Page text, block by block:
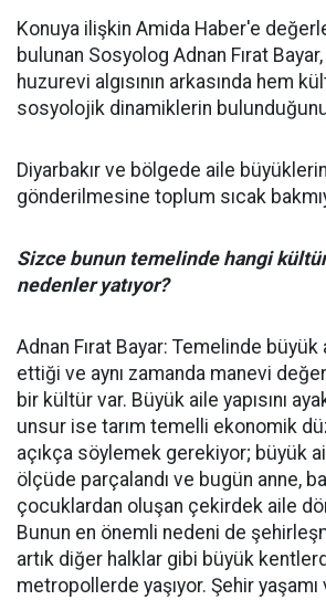
Konuya ilişkin Amida Haber'e
bulunan Sosyolog Adnan Fırat
huzurevi algısının arkasında hem
sosyolojik dinamiklerin
Diyarbakır ve bölgede aile
gönderilmesine toplum sıcak
Sizce bunun temelinde hangi
nedenler yatıyor?
Adnan Fırat Bayar: Temelinde büyük
ettiği ve aynı zamanda manevi
bir kültür var. Büyük aile yapısını
unsur ise tarım temelli ekonomik
açıkça söylemek gerekiyor; büyük
ölçüde parçalandı ve bugün anne,
çocuklardan oluşan çekirdek aile
Bunun en önemli nedeni de
artık diğer halklar gibi büyük
metropollerde yaşıyor. Şehir